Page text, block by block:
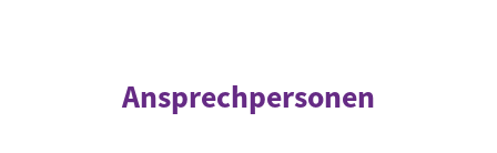
Ansprechpersonen